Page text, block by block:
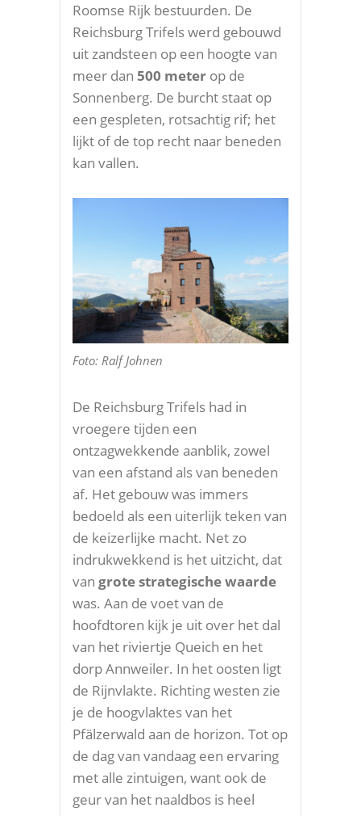
Roomse Rijk bestuurden. De
Reichsburg Trifels werd gebouwd
uit zandsteen op een hoogte van
meer dan 500 meter op de
Sonnenberg. De burcht staat op
een gespleten, rotsachtig rif; het
lijkt of de top recht naar beneden
kan vallen.
Foto: Ralf Johnen
De Reichsburg Trifels had in
vroegere tijden een
ontzagwekkende aanblik, zowel
van een afstand als van beneden
af. Het gebouw was immers
bedoeld als een uiterlijk teken van
de keizerlijke macht. Net zo
indrukwekkend is het uitzicht, dat
van grote strategische waarde
was. Aan de voet van de
hoofdtoren kijk je uit over het dal
van het riviertje Queich en het
dorp Annweiler. In het oosten ligt
de Rijnvlakte. Richting westen zie
je de hoogvlaktes van het
Pfälzerwald aan de horizon. Tot op
de dag van vandaag een ervaring
met alle zintuigen, want ook de
geur van het naaldbos is heel